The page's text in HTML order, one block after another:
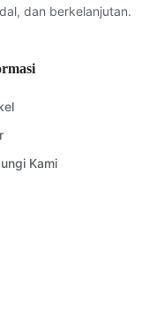
dan berkelanjutan.
Kami